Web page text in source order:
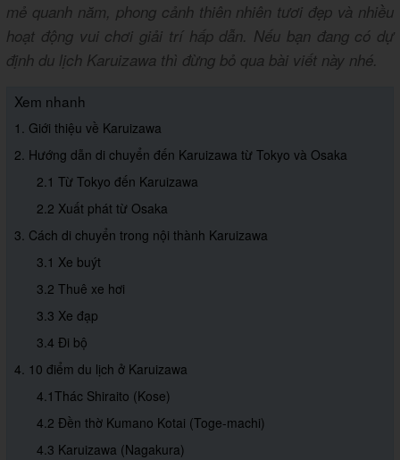
mẻ quanh năm, phong cảnh thiên nhiên tươi đẹp và nhiều
hoạt động vui chơi giải trí hấp dẫn. Nếu bạn đang có dự
định du lịch Karuizawa thì đừng bỏ qua bài viết này nhé.
Xem nhanh
1. Giới thiệu về Karuizawa
2. Hướng dẫn di chuyển đến Karuizawa từ Tokyo và Osaka
2.1 Từ Tokyo đến Karuizawa
2.2 Xuất phát từ Osaka
3. Cách di chuyển trong nội thành Karuizawa
3.1 Xe buýt
3.2 Thuê xe hơi
3.3 Xe đạp
3.4 Đi bộ
4. 10 điểm du lịch ở Karuizawa
4.1Thác Shiraito (Kose)
4.2 Đền thờ Kumano Kotai (Toge-machi)
4.3 Karuizawa (Nagakura)